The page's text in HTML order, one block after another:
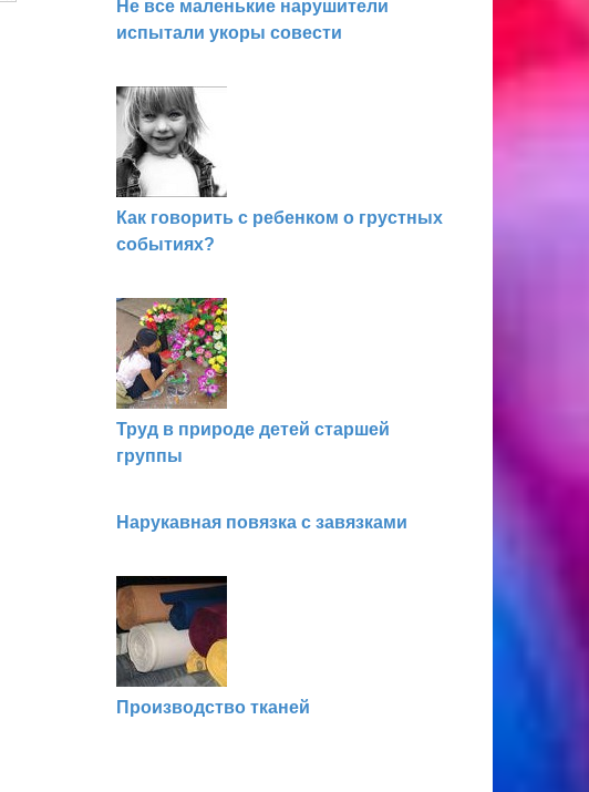
Не все маленькие нарушители
испытали укоры совести
Как говорить с ребенком о грустных
событиях?
Труд в природе детей старшей
группы
Нарукавная повязка с завязками
Производство тканей